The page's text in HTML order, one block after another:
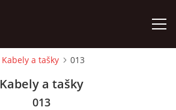
Kabely a tašky 013
Kabely a tašky
013